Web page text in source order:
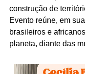
construção de
Evento reúne, em
brasileiros e
planeta, diante das